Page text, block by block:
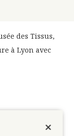
des Tissus,
à Lyon avec
×